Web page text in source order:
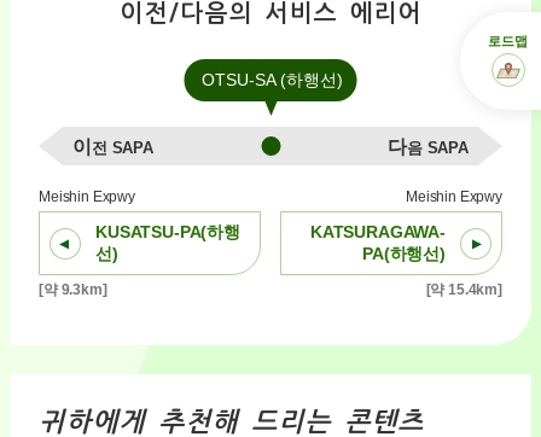
이전/다음의 서비스 에리어
OTSU-SA (하행선)
이전 SAPA 다음 SAPA
Meishin Expwy
KUSATSU-PA(하행
선)
[약 9.3km]
Meishin Expwy
KATSURAGAWA-
PA(하행선)
[약 15.4km]
귀하에게 추천해 드리는 콘텐츠
로드맵